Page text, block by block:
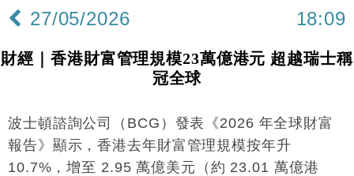
17:40
財經｜本港6月零售額連升14個月 珠寶鐘錶銷售升勢
16:33
財經｜滙控重啟最多10億美元回購 派息比率目標維持
司
11:30
財經｜精星香港夥菜鳥拓全球智慧倉儲市場 加快海外
市場落地
27/05/2026 18:09
財經｜香港財富管理規模23萬億港元 超越瑞士稱
冠全球
波士頓諮詢公司（BCG）發表《2026 年全球財富
報告》顯示，香港去年財富管理規模按年升
10.7%，增至 2.95 萬億美元（約 23.01 萬億港